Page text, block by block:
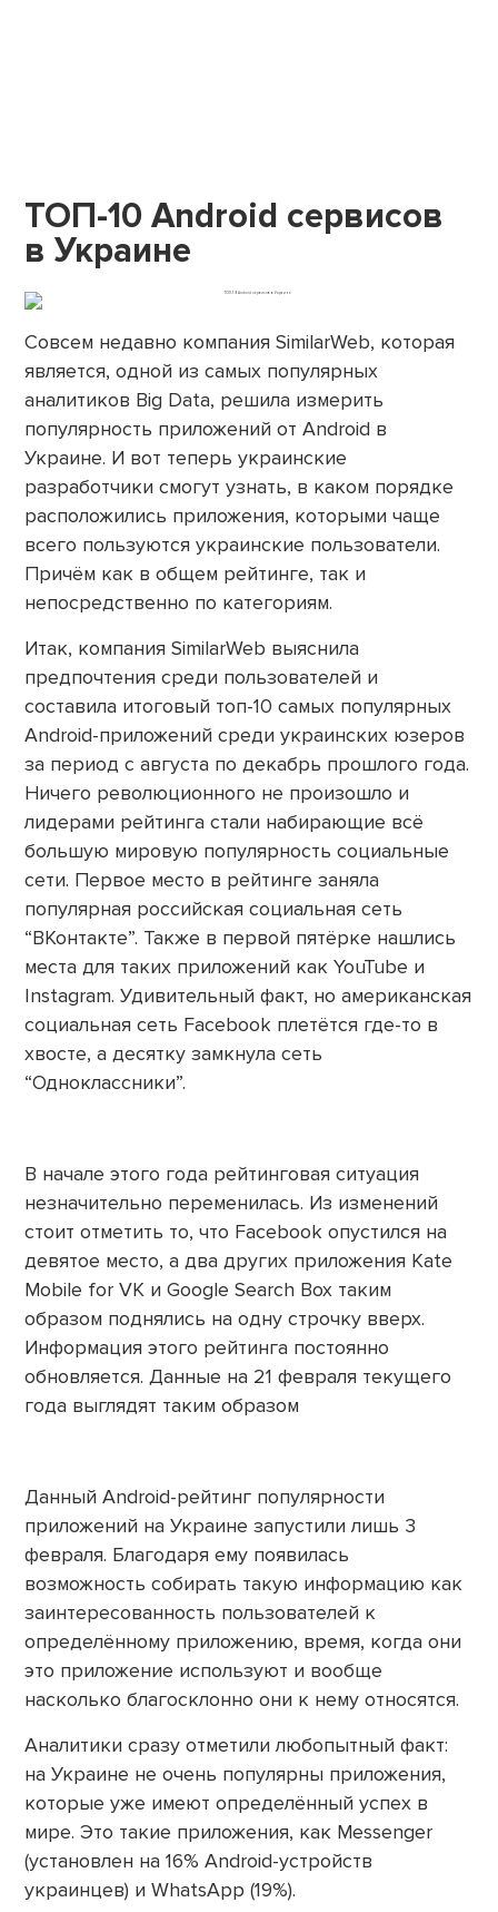
ТОП-10 Android сервисов
в Украине
Совсем недавно компания SimilarWeb, которая
является, одной из самых популярных
аналитиков Big Data, решила измерить
популярность приложений от Android в
Украине. И вот теперь украинские
разработчики смогут узнать, в каком порядке
расположились приложения, которыми чаще
всего пользуются украинские пользователи.
Причём как в общем рейтинге, так и
непосредственно по категориям.
Итак, компания SimilarWeb выяснила
предпочтения среди пользователей и
составила итоговый топ-10 самых популярных
Android-приложений среди украинских юзеров
за период с августа по декабрь прошлого года.
Ничего революционного не произошло и
лидерами рейтинга стали набирающие всё
большую мировую популярность социальные
сети. Первое место в рейтинге заняла
популярная российская социальная сеть
“ВКонтакте”. Также в первой пятёрке нашлись
места для таких приложений как YouTube и
Instagram. Удивительный факт, но американская
социальная сеть Facebook плетётся где-то в
хвосте, а десятку замкнула сеть
“Одноклассники”.
В начале этого года рейтинговая ситуация
незначительно переменилась. Из изменений
стоит отметить то, что Facebook опустился на
девятое место, а два других приложения Kate
Mobile for VK и Google Search Box таким
образом поднялись на одну строчку вверх.
Информация этого рейтинга постоянно
обновляется. Данные на 21 февраля текущего
года выглядят таким образом
Данный Android-рейтинг популярности
приложений на Украине запустили лишь 3
февраля. Благодаря ему появилась
возможность собирать такую информацию как
заинтересованность пользователей к
определённому приложению, время, когда они
это приложение используют и вообще
насколько благосклонно они к нему относятся.
Аналитики сразу отметили любопытный факт:
на Украине не очень популярны приложения,
которые уже имеют определённый успех в
мире. Это такие приложения, как Messenger
(установлен на 16% Android-устройств
украинцев) и WhatsApp (19%).